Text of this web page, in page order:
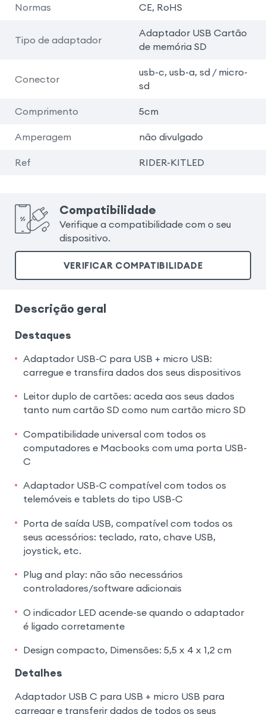
Normas CE, RoHS
Tipo de adaptador
Adaptador USB Cartão
de memória SD
Conector
usb-c, usb-a, sd / micro-
sd
Comprimento 5cm
Amperagem não divulgado
Ref RIDER-KITLED
Compatibilidade
Verifique a compatibilidade com o seu
dispositivo.
VERIFICAR COMPATIBILIDADE
Descrição geral
Destaques
Adaptador USB-C para USB + micro USB:
carregue e transfira dados dos seus dispositivos
Leitor duplo de cartões: aceda aos seus dados
tanto num cartão SD como num cartão micro SD
Compatibilidade universal com todos os
computadores e Macbooks com uma porta USB-
C
Adaptador USB-C compatível com todos os
telemóveis e tablets do tipo USB-C
Porta de saída USB, compatível com todos os
seus acessórios: teclado, rato, chave USB,
joystick, etc.
Plug and play: não são necessários
controladores/software adicionais
O indicador LED acende-se quando o adaptador
é ligado corretamente
Design compacto, Dimensões: 5,5 x 4 x 1,2 cm
Detalhes
Adaptador USB C para USB + micro USB para
carregar e transferir dados de todos os seus